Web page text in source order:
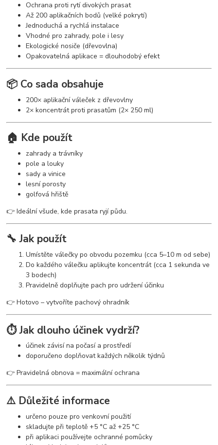
Ochrana proti rytí divokých prasat
Až 200 aplikačních bodů (velké pokrytí)
Jednoduchá a rychlá instalace
Vhodné pro zahrady, pole i lesy
Ekologické nosiče (dřevovlna)
Opakovatelná aplikace = dlouhodobý efekt
📦 Co sada obsahuje
200× aplikační váleček z dřevovlny
2× koncentrát proti prasatům (2× 250 ml)
🏠 Kde použít
zahrady a trávníky
pole a louky
sady a vinice
lesní porosty
golfová hřiště
👉 Ideální všude, kde prasata ryjí půdu.
🔧 Jak použít
Umístěte válečky po obvodu pozemku (cca 5–10 m od sebe)
Do každého válečku aplikujte koncentrát (cca 1 sekunda ve
3 bodech)
Pravidelně doplňujte pach pro udržení účinku
👉 Hotovo – vytvoříte pachový ohradník
⏱️ Jak dlouho účinek vydrží?
účinek závisí na počasí a prostředí
doporučeno doplňovat každých několik týdnů
👉 Pravidelná obnova = maximální ochrana
⚠️ Důležité informace
určeno pouze pro venkovní použití
skladujte při teplotě +5 °C až +25 °C
při aplikaci používejte ochranné pomůcky